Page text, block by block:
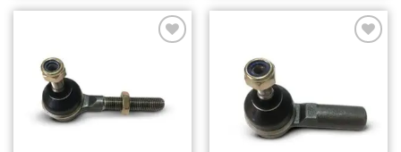
deseos